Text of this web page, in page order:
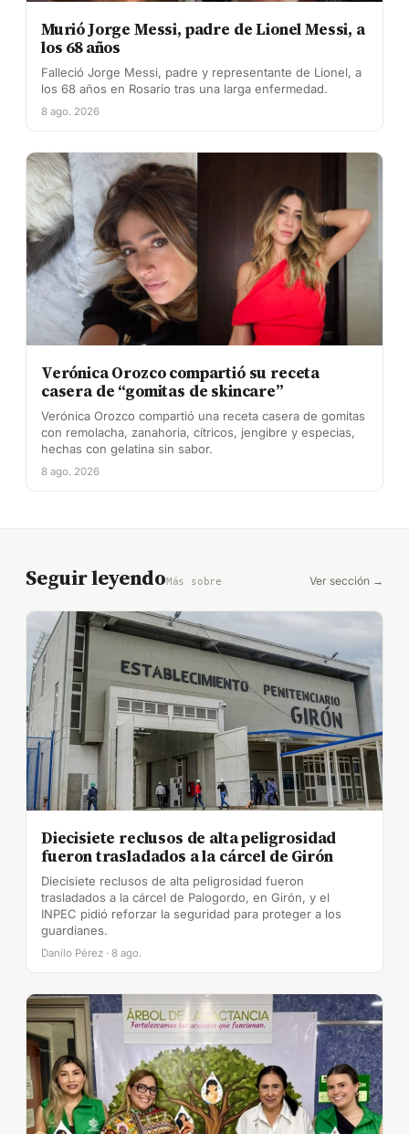
Murió Jorge Messi, padre de Lionel Messi, a
los 68 años
Falleció Jorge Messi, padre y representante de Lionel, a
los 68 años en Rosario tras una larga enfermedad.
8 ago. 2026
Verónica Orozco compartió su receta
casera de “gomitas de skincare”
Verónica Orozco compartió una receta casera de gomitas
con remolacha, zanahoria, cítricos, jengibre y especias,
hechas con gelatina sin sabor.
8 ago. 2026
Seguir leyendoMás sobre Ver sección →
Diecisiete reclusos de alta peligrosidad
fueron trasladados a la cárcel de Girón
Diecisiete reclusos de alta peligrosidad fueron
trasladados a la cárcel de Palogordo, en Girón, y el
INPEC pidió reforzar la seguridad para proteger a los
guardianes.
Danilo Pérez · 8 ago.